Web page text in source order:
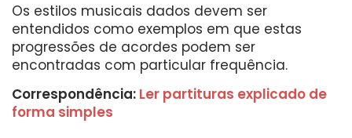
Os estilos musicais dados devem ser
entendidos como exemplos em que estas
progressões de acordes podem ser
encontradas com particular frequência.
Correspondência: Ler partituras explicado de
forma simples